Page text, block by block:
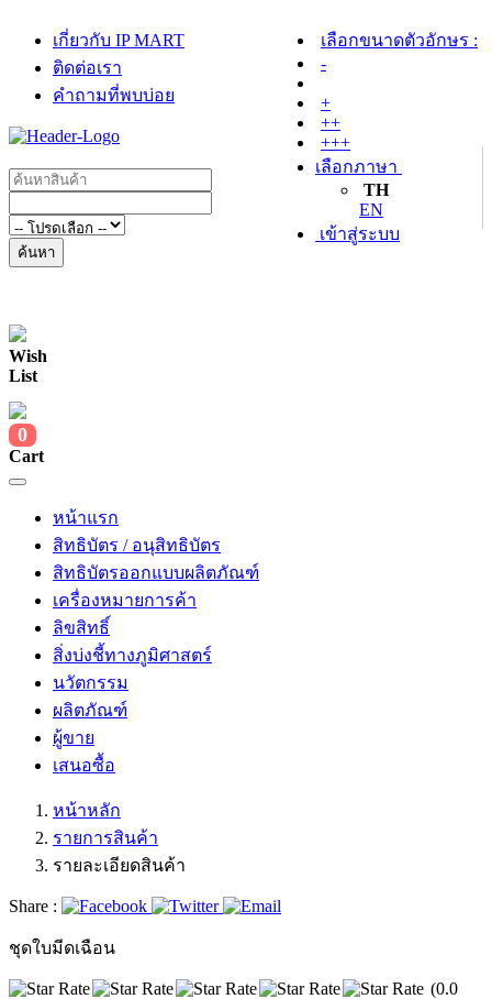
เกี่ยวกับ IP MART
ติดต่อเรา
คำถามที่พบบ่อย
เลือกขนาดตัวอักษร :
-
+
++
+++
เลือกภาษา
TH
EN
เข้าสู่ระบบ
ค้นหา
Wish
List
0
Cart
หน้าแรก
สิทธิบัตร / อนุสิทธิบัตร
สิทธิบัตรออกแบบผลิตภัณฑ์
เครื่องหมายการค้า
ลิขสิทธิ์
สิ่งบ่งชี้ทางภูมิศาสตร์
นวัตกรรม
ผลิตภัณฑ์
ผู้ขาย
เสนอซื้อ
หน้าหลัก
รายการสินค้า
รายละเอียดสินค้า
Share :
ชุดใบมีดเฉือน
(0.0